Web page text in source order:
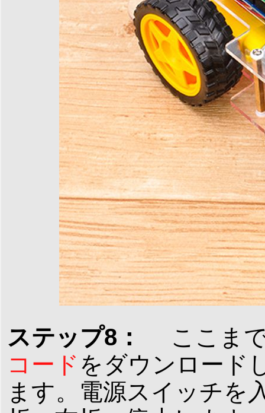
ステップ8：
ここま
コード をダウンロード
ます。電源スイッチを